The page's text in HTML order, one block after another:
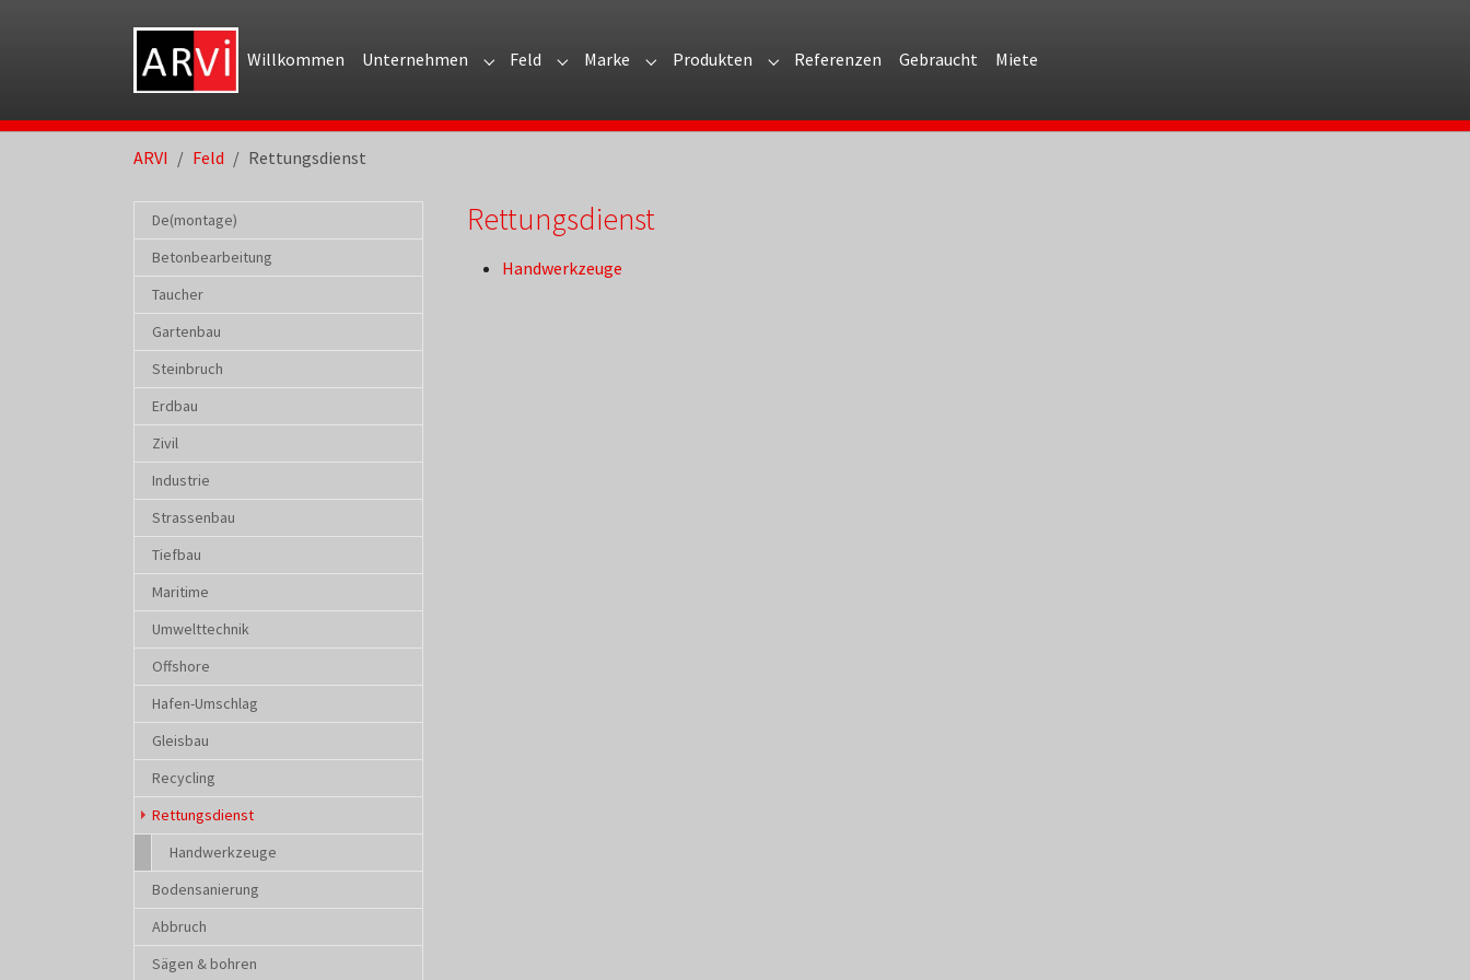
Willkommen Unternehmen Submenu for "Unternehmen"
Feld Submenu for "Feld"
Marke Submenu for "Marke"
Produkten Submenu for "Produkten"
Referenzen Gebraucht Miete
ARVI Feld Rettungsdienst
Rettungsdienst
Handwerkzeuge
De(montage)
Betonbearbeitung
Taucher
Gartenbau
Steinbruch
Erdbau
Zivil
Industrie
Strassenbau
Tiefbau
Maritime
Umwelttechnik
Offshore
Hafen-Umschlag
Gleisbau
Recycling
Rettungsdienst(current)
Handwerkzeuge
Bodensanierung
Abbruch
Sägen & bohren